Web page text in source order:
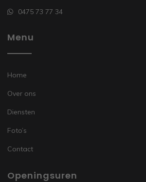
0475 73 77 34
Menu
Home
Over ons
Diensten
Foto’s
Contact
Openingsuren